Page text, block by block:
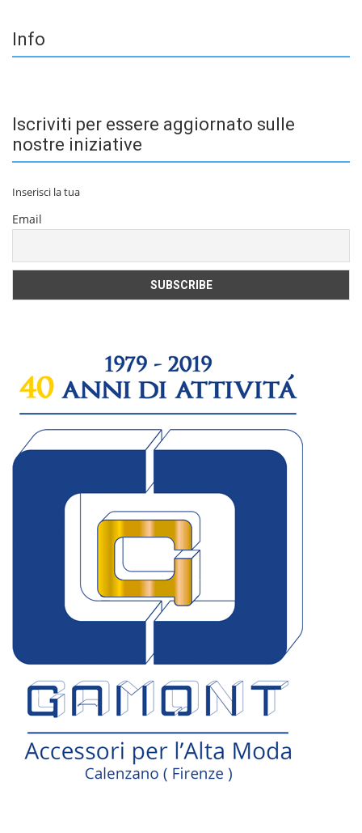
Info
Iscriviti per essere aggiornato sulle
nostre iniziative
Inserisci la tua
Email